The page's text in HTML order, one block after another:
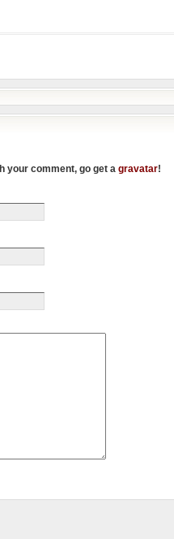
your comment, go get a gravatar!